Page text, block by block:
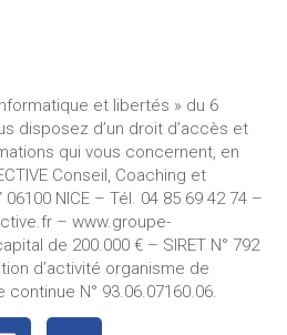
et libertés » du 6
disposez d’un droit d’accès et
qui vous concernent, en
Conseil, Coaching et
NICE – Tél. 04 85 69 42 74⁩ –
– www.groupe-
de 200.000 € – SIRET N° 792
d’activité organisme de
N° 93.06.07160.06.